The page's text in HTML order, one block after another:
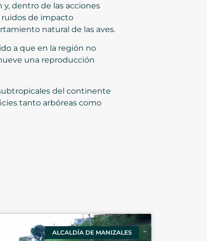
dentro de las acciones
ruidos de impacto
natural de las aves.
a que en la región no
una reproducción
del continente
tanto arbóreas como
ALCALDÍA DE MANIZALES